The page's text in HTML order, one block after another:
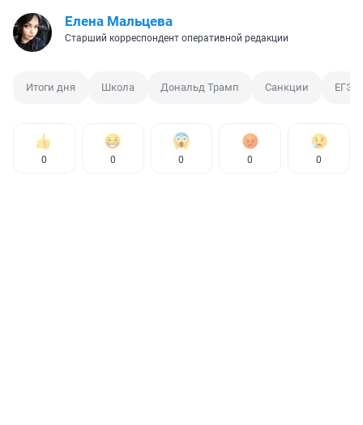
Елена Мальцева
Старший корреспондент оперативной редакции
Итоги дня Школа Дональд Трамп Санкции ЕГЭ
0 0 0 0 0